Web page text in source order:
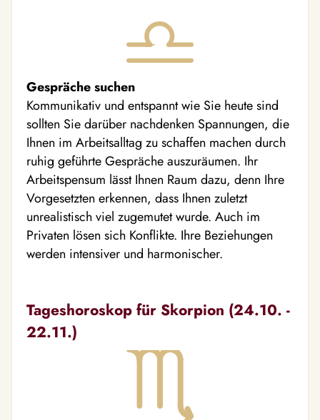
Gespräche suchen
Kommunikativ und entspannt wie Sie heute sind
sollten Sie darüber nachdenken Spannungen, die
Ihnen im Arbeitsalltag zu schaffen machen durch
ruhig geführte Gespräche auszuräumen. Ihr
Arbeitspensum lässt Ihnen Raum dazu, denn Ihre
Vorgesetzten erkennen, dass Ihnen zuletzt
unrealistisch viel zugemutet wurde. Auch im
Privaten lösen sich Konflikte. Ihre Beziehungen
werden intensiver und harmonischer.
Tageshoroskop für Skorpion (24.10. -
22.11.)